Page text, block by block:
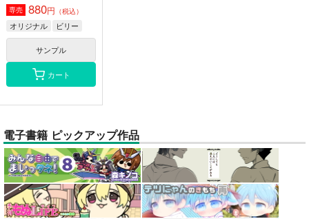
専売 880円 （税込）
オリジナル ビリー
サンプル
カート
電子書籍 ピックアップ作品